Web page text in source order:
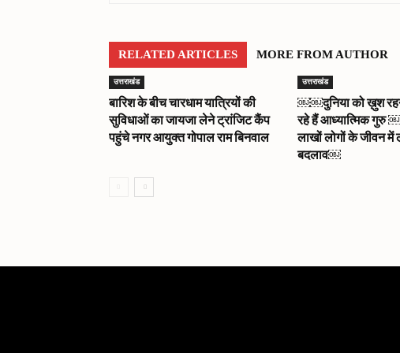
RELATED ARTICLES MORE FROM AUTHOR
उत्तराखंड
बारिश के बीच चारधाम यात्रियों की
सुविधाओं का जायजा लेने ट्रांजिट कैंप
पहुंचे नगर आयुक्त गोपाल राम बिनवाल
उत्तराखंड
￼￼दुनिया को ख़ुश
रहे हैं आध्यात्मिक गुरु
लाखों लोगों के जीवन में
बदलाव￼